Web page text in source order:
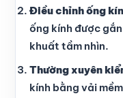
Điều chỉnh ống
ống kính được
khuất tầm nhìn.
Thường xuyên
kính bằng vải